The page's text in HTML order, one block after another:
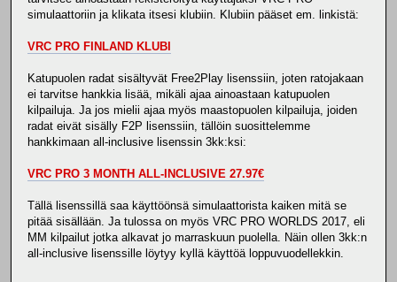
simulaattoriin ja klikata itsesi klubiin. Klubiin pääset em. linkistä:
VRC PRO FINLAND KLUBI
Katupuolen radat sisältyvät Free2Play lisenssiin, joten ratojakaan
ei tarvitse hankkia lisää, mikäli ajaa ainoastaan katupuolen
kilpailuja. Ja jos mielii ajaa myös maastopuolen kilpailuja, joiden
radat eivät sisälly F2P lisenssiin, tällöin suosittelemme
hankkimaan all-inclusive lisenssin 3kk:ksi:
VRC PRO 3 MONTH ALL-INCLUSIVE 27.97€
Tällä lisenssillä saa käyttöönsä simulaattorista kaiken mitä se
pitää sisällään. Ja tulossa on myös VRC PRO WORLDS 2017, eli
MM kilpailut jotka alkavat jo marraskuun puolella. Näin ollen 3kk:n
all-inclusive lisenssille löytyy kyllä käyttöä loppuvuodellekkin.